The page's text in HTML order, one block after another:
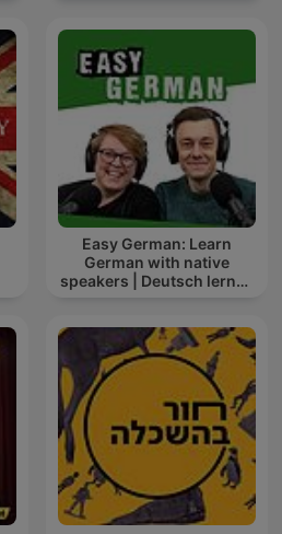
Easy German: Learn
German with native
speakers | Deutsch lernen